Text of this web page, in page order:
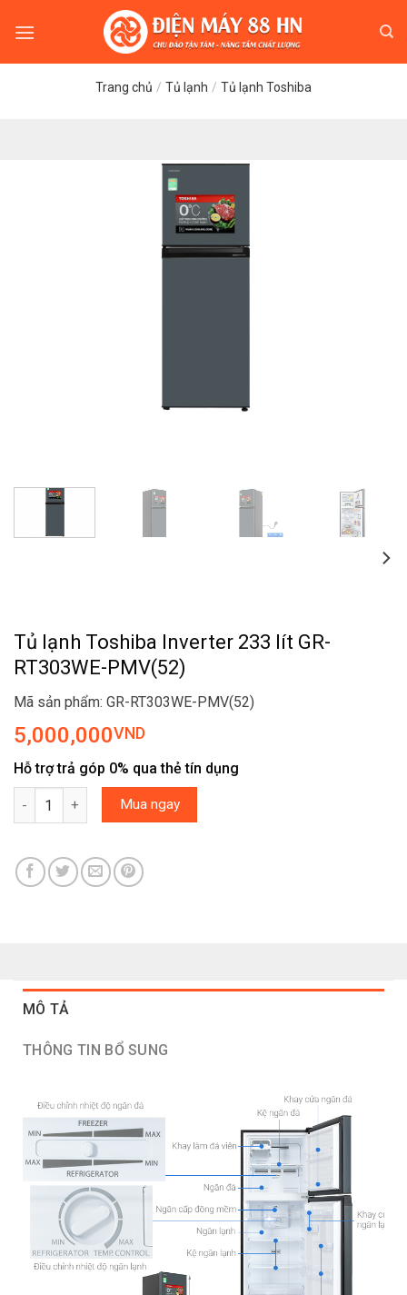
Trang chủ / Tủ lạnh / Tủ lạnh Toshiba
Tủ lạnh Toshiba Inverter 233 lít GR-
RT303WE-PMV(52)
Mã sản phẩm: GR-RT303WE-PMV(52)
5,000,000VND
Hỗ trợ trả góp 0% qua thẻ tín dụng
Tủ lạnh Toshiba Inverter 233 lít GR-RT303WE-PMV(52) số lượng
Mua ngay
MÔ TẢ
THÔNG TIN BỔ SUNG